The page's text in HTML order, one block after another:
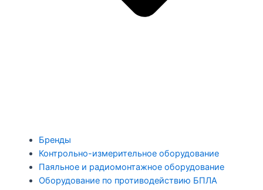
Бренды
Контрольно-измерительное оборудование
Паяльное и радиомонтажное оборудование
Оборудование по противодействию БПЛА